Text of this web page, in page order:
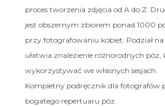
proces tworzenia zdjęcia od A do Z.
jest obszernym zbiorem ponad 1000
przy fotografowaniu kobiet. Podział na
ułatwia znalezienie różnorodnych póz,
wykorzystywać we własnych sesjach.
Kompletny podręcznik dla fotografów
bogatego repertuaru póz.